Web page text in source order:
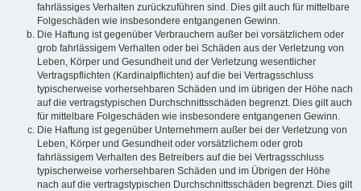
fahrlässiges Verhalten zurückzuführen sind. Dies gilt auch für mittelbare
Folgeschäden wie insbesondere entgangenen Gewinn.
Die Haftung ist gegenüber Verbrauchern außer bei vorsätzlichem oder
grob fahrlässigem Verhalten oder bei Schäden aus der Verletzung von
Leben, Körper und Gesundheit und der Verletzung wesentlicher
Vertragspflichten (Kardinalpflichten) auf die bei Vertragsschluss
typischerweise vorhersehbaren Schäden und im übrigen der Höhe nach
auf die vertragstypischen Durchschnittsschäden begrenzt. Dies gilt auch
für mittelbare Folgeschäden wie insbesondere entgangenen Gewinn.
Die Haftung ist gegenüber Unternehmern außer bei der Verletzung von
Leben, Körper und Gesundheit oder vorsätzlichem oder grob
fahrlässigem Verhalten des Betreibers auf die bei Vertragsschluss
typischerweise vorhersehbaren Schäden und im Übrigen der Höhe
nach auf die vertragstypischen Durchschnittsschäden begrenzt. Dies gilt